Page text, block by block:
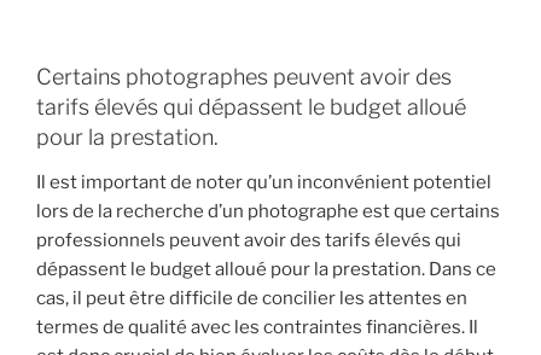
Certains photographes peuvent avoir des
tarifs élevés qui dépassent le budget alloué
pour la prestation.
Il est important de noter qu’un inconvénient potentiel
lors de la recherche d’un photographe est que certains
professionnels peuvent avoir des tarifs élevés qui
dépassent le budget alloué pour la prestation. Dans ce
cas, il peut être difficile de concilier les attentes en
termes de qualité avec les contraintes financières. Il